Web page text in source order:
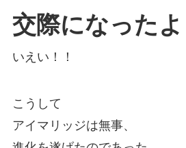
交際になったよ
いえい！！
こうして
アイマリッジは無事、